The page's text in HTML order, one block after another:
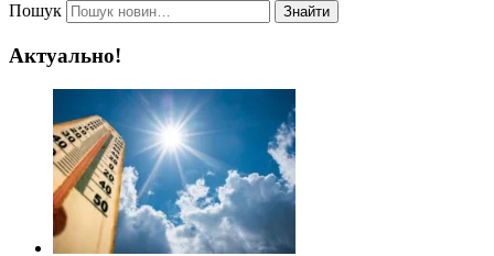
Пошук Знайти
Актуально!